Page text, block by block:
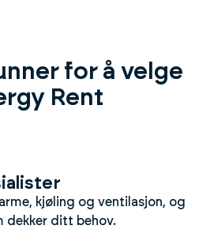
for å velge
Rent
kjøling og ventilasjon, og
dekker ditt behov.